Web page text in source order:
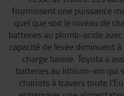
fournissent une puissance
quel que soit le niveau de
batteries au plomb-acide
capacité de levée diminuent
charge baisse. Toyota a
batteries au lithium-ion qui
chariots à travers toute